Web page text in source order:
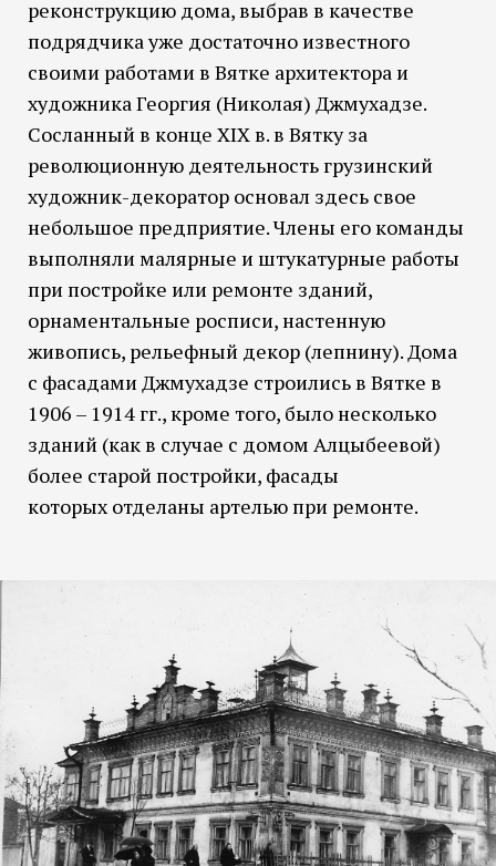
реконструкцию дома, выбрав в качестве
подрядчика уже достаточно известного
своими работами в Вятке архитектора и
художника Георгия (Николая) Джмухадзе.
Сосланный в конце XIX в. в Вятку за
революционную деятельность грузинский
художник-декоратор основал здесь свое
небольшое предприятие. Члены его команды
выполняли малярные и штукатурные работы
при постройке или ремонте зданий,
орнаментальные росписи, настенную
живопись, рельефный декор (лепнину). Дома
с фасадами Джмухадзе строились в Вятке в
1906 – 1914 гг., кроме того, было несколько
зданий (как в случае с домом Алцыбеевой)
более старой постройки, фасады
которых отделаны артелью при ремонте.